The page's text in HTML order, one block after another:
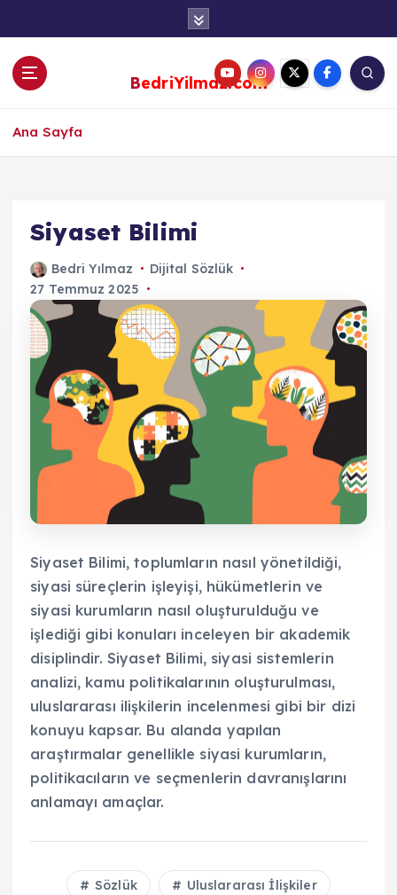
BedriYilmaz.com
Ana Sayfa
Siyaset Bilimi
Bedri Yılmaz
Dijital Sözlük
27 Temmuz 2025
Siyaset Bilimi, toplumların nasıl yönetildiği,
siyasi süreçlerin işleyişi, hükümetlerin ve
siyasi kurumların nasıl oluşturulduğu ve
işlediği gibi konuları inceleyen bir akademik
disiplindir. Siyaset Bilimi, siyasi sistemlerin
analizi, kamu politikalarının oluşturulması,
uluslararası ilişkilerin incelenmesi gibi bir dizi
konuyu kapsar. Bu alanda yapılan
araştırmalar genellikle siyasi kurumların,
politikacıların ve seçmenlerin davranışlarını
anlamayı amaçlar.
Sözlük Uluslararası İlişkiler